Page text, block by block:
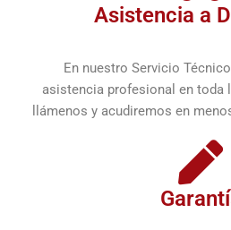
Asistencia a
En nuestro Servicio
asistencia profesional en toda
llámenos y acudiremos en